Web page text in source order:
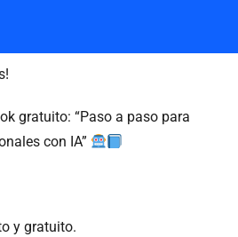
gratuito: “Paso a paso para
con IA”
y gratuito.